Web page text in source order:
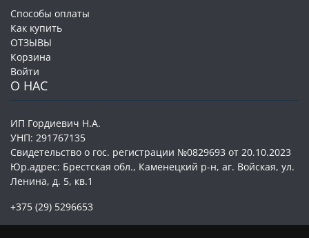
Способы оплаты
Как купить
ОТЗЫВЫ
Корзина
Войти
О НАС
ИП Гордиевич Н.А.
УНП: 291767135
Свидетельство о гос. регистрации №0829693 от 20.10.2023
Юр.адрес: Брестская обл., Каменецкий р-н, аг. Войская, ул.
Ленина, д. 5, кв.1
+375 (29) 5296653